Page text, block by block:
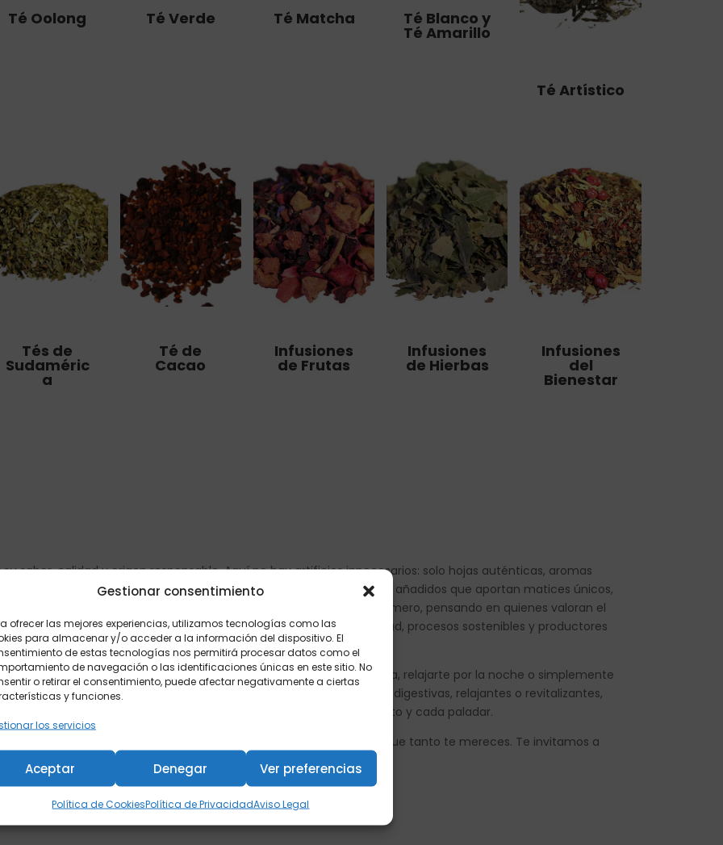
Gestionar consentimiento
ofrecer las mejores experiencias, utilizamos tecnologías como las
para almacenar y/o acceder a la información del dispositivo. El
de estas tecnologías nos permitirá procesar datos como el
de navegación o las identificaciones únicas en este sitio. No
o retirar el consentimiento, puede afectar negativamente a ciertas
y funciones.
los servicios
Aceptar Denegar Ver preferencias
Política de CookiesPolítica de PrivacidadAviso Legal
Té Oolong Té Verde Té Matcha Té Blanco y
Té Amarillo
Té Artístico
Tés de
Sudaméric
a
Té de
Cacao
Infusiones
de Frutas
Infusiones
de Hierbas
Infusiones
del
Bienestar
sabor, calidad y origen responsable. Aquí no hay artificios innecesarios: solo hojas auténticas, aromas
reconfortantes en cada taza. Algunas mezclas contienen aromas añadidos que aportan matices únicos,
agradable y saludable. Seleccionamos cada combinación con esmero, pensando en quienes valoran el
lo cotidiano y lo especial. Apostamos por ingredientes de calidad, procesos sostenibles y productores
que cuidan la tierra tanto como tú cuidas tu bienestar.
tienda es fácil, rápido y seguro. Ya sea que busques energizar tu día, relajarte por la noche o simplemente
el té perfecto para ti. Desde tés funcionales con propiedades digestivas, relajantes o revitalizantes,
para el disfrute consciente, tenemos opciones para cada momento y cada paladar.
contigo mismo, y queremos acompañarte en ese ritual diario que tanto te mereces. Te invitamos a
probar, sentir y dejarte llevar por el arte de infusionar el alma.